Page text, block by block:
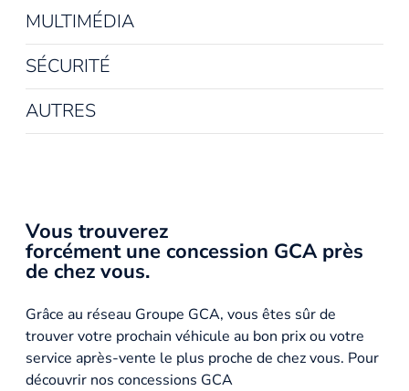
MULTIMÉDIA
SÉCURITÉ
AUTRES
Vous trouverez
forcément une concession GCA près
de chez vous.
Grâce au réseau Groupe GCA, vous êtes sûr de
trouver votre prochain véhicule au bon prix ou votre
service après-vente le plus proche de chez vous. Pour
découvrir nos concessions GCA